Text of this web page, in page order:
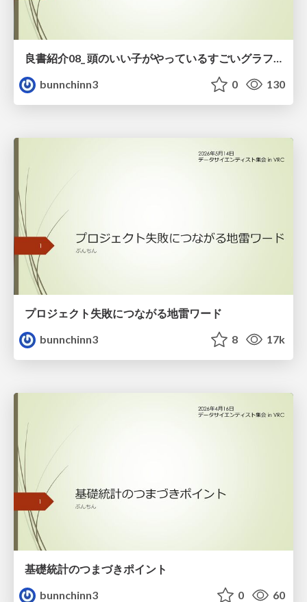
良書紹介08_ 頭のいい子がやっているすごいグラフの読み方
bunnchinn3
0 130
プロジェクト失敗につながる地雷ワード
bunnchinn3
8 17k
基礎統計のつまづきポイント
bunnchinn3
0 60